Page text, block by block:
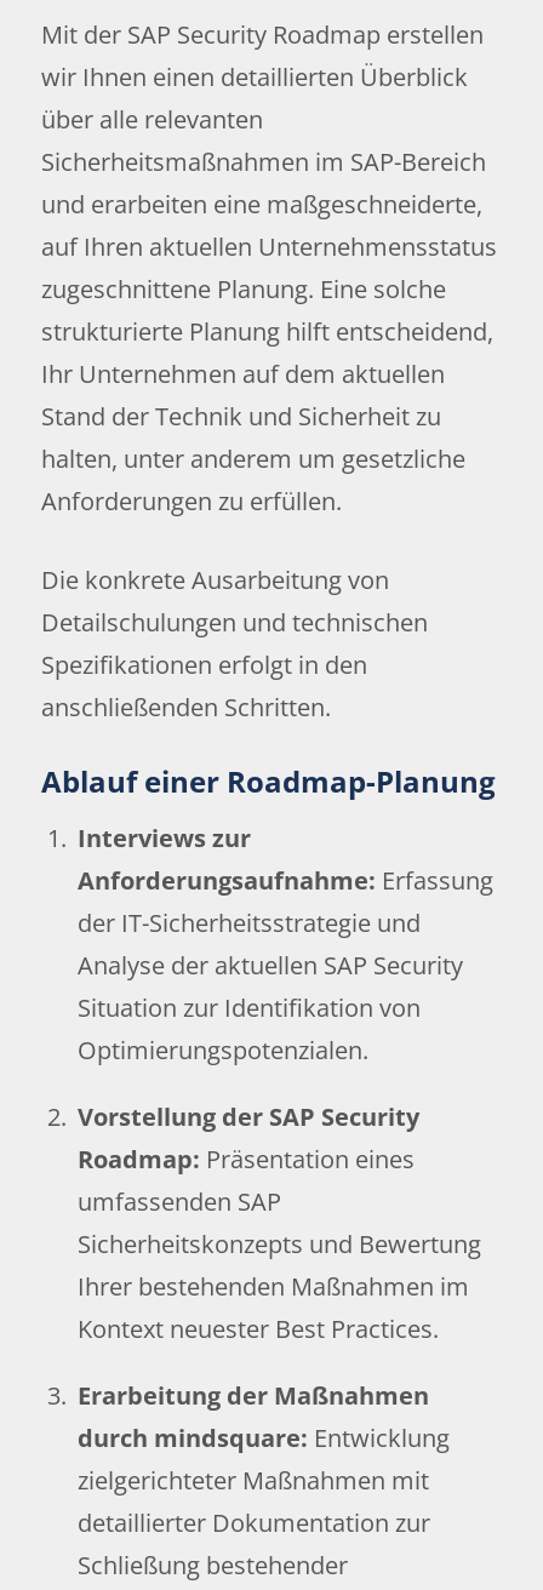
Mit der SAP Security Roadmap erstellen
wir Ihnen einen detaillierten Überblick
über alle relevanten
Sicherheitsmaßnahmen im SAP-Bereich
und erarbeiten eine maßgeschneiderte,
auf Ihren aktuellen Unternehmensstatus
zugeschnittene Planung. Eine solche
strukturierte Planung hilft entscheidend,
Ihr Unternehmen auf dem aktuellen
Stand der Technik und Sicherheit zu
halten, unter anderem um gesetzliche
Anforderungen zu erfüllen.
Die konkrete Ausarbeitung von
Detailschulungen und technischen
Spezifikationen erfolgt in den
anschließenden Schritten.
Ablauf einer Roadmap-Planung
Interviews zur
Anforderungsaufnahme: Erfassung
der IT-Sicherheitsstrategie und
Analyse der aktuellen SAP Security
Situation zur Identifikation von
Optimierungspotenzialen.
Vorstellung der SAP Security
Roadmap: Präsentation eines
umfassenden SAP
Sicherheitskonzepts und Bewertung
Ihrer bestehenden Maßnahmen im
Kontext neuester Best Practices.
Erarbeitung der Maßnahmen
durch mindsquare: Entwicklung
zielgerichteter Maßnahmen mit
detaillierter Dokumentation zur
Schließung bestehender